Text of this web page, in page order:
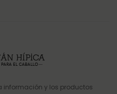
información y los productos